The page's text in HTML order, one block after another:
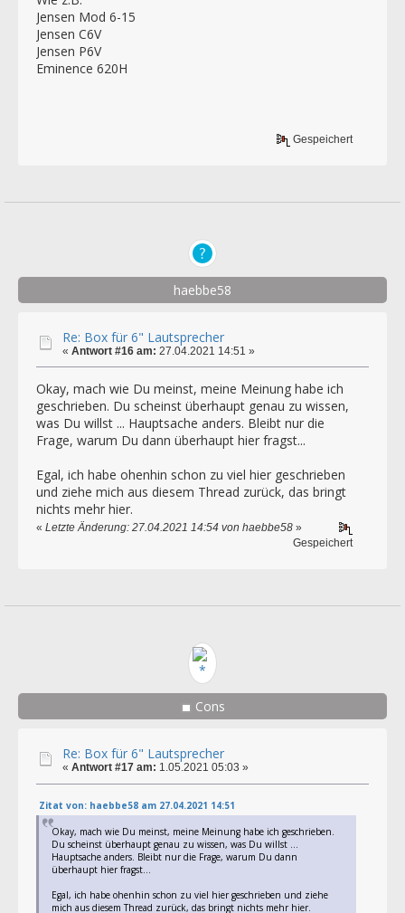
Jensen Mod 6-15
Jensen C6V
Jensen P6V
Eminence 620H
Gespeichert
haebbe58
Re: Box für 6" Lautsprecher
« Antwort #16 am: 27.04.2021 14:51 »
Okay, mach wie Du meinst, meine Meinung habe ich
geschrieben. Du scheinst überhaupt genau zu wissen,
was Du willst ... Hauptsache anders. Bleibt nur die
Frage, warum Du dann überhaupt hier fragst...
Egal, ich habe ohenhin schon zu viel hier geschrieben
und ziehe mich aus diesem Thread zurück, das bringt
nichts mehr hier.
« Letzte Änderung: 27.04.2021 14:54 von haebbe58 »
Gespeichert
Cons
Re: Box für 6" Lautsprecher
« Antwort #17 am: 1.05.2021 05:03 »
Zitat von: haebbe58 am 27.04.2021 14:51
Okay, mach wie Du meinst, meine Meinung habe ich geschrieben.
Du scheinst überhaupt genau zu wissen, was Du willst ...
Hauptsache anders. Bleibt nur die Frage, warum Du dann
überhaupt hier fragst...
Egal, ich habe ohenhin schon zu viel hier geschrieben und ziehe
mich aus diesem Thread zurück, das bringt nichts mehr hier.